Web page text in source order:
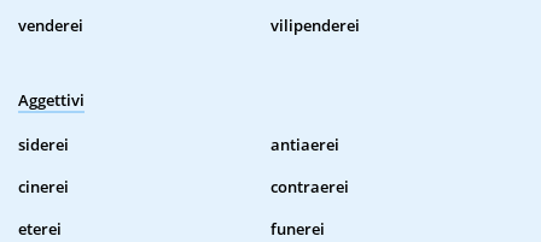
venderei
vilipenderei
Aggettivi
siderei
antiaerei
cinerei
contraerei
eterei
funerei